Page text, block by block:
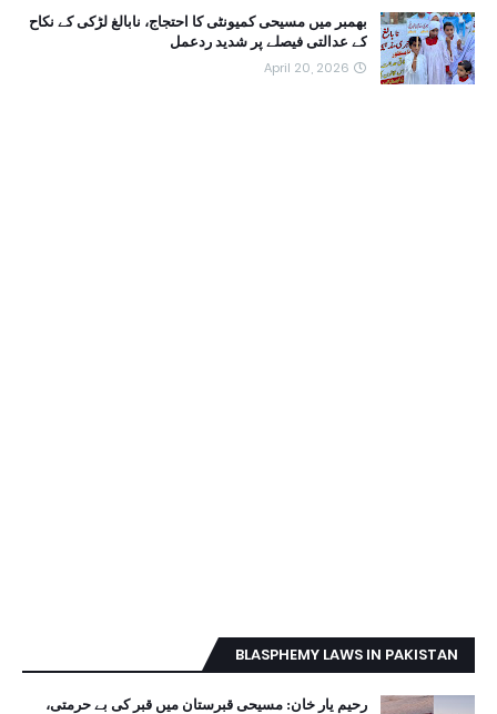
بھمبر میں مسیحی کمیونٹی کا احتجاج، نابالغ لڑکی کے نکاح
کے عدالتی فیصلے پر شدید ردعمل
April 20, 2026
BLASPHEMY LAWS IN PAKISTAN
رحیم یار خان: مسیحی قبرستان میں قبر کی بے حرمتی،